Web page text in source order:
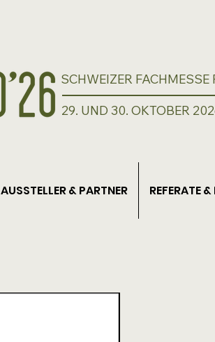
SCHWEIZER
29. UND 30. OKTOBER
AUSSTELLER & PARTNER REFERATE